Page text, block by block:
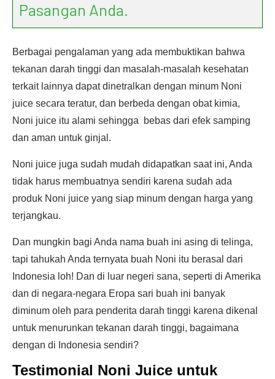
Pasangan Anda.
Berbagai pengalaman yang ada membuktikan bahwa
tekanan darah tinggi dan masalah-masalah kesehatan
terkait lainnya dapat dinetralkan dengan minum Noni
juice secara teratur, dan berbeda dengan obat kimia,
Noni juice itu alami sehingga bebas dari efek samping
dan aman untuk ginjal.
Noni juice juga sudah mudah didapatkan saat ini, Anda
tidak harus membuatnya sendiri karena sudah ada
produk Noni juice yang siap minum dengan harga yang
terjangkau.
Dan mungkin bagi Anda nama buah ini asing di telinga,
tapi tahukah Anda ternyata buah Noni itu berasal dari
Indonesia loh! Dan di luar negeri sana, seperti di Amerika
dan di negara-negara Eropa sari buah ini banyak
diminum oleh para penderita darah tinggi karena dikenal
untuk menurunkan tekanan darah tinggi, bagaimana
dengan di Indonesia sendiri?
Testimonial Noni Juice untuk